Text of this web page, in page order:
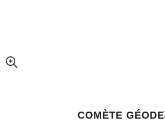
放大视图
COMÈTE